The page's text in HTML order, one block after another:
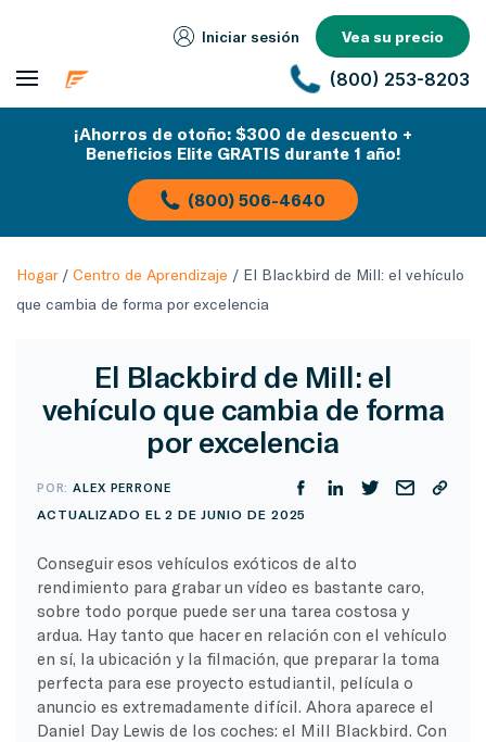
Iniciar sesión Vea su precio
(800) 253-8203
¡Ahorros de otoño: $300 de descuento +
Beneficios Elite GRATIS durante 1 año!
(800) 506-4640
Hogar/ Centro de Aprendizaje / El Blackbird de Mill: el vehículo
que cambia de forma por excelencia
El Blackbird de Mill: el
vehículo que cambia de forma
por excelencia
POR:ALEX PERRONE
ACTUALIZADO EL 2 DE JUNIO DE 2025
Conseguir esos vehículos exóticos de alto
rendimiento para grabar un vídeo es bastante caro,
sobre todo porque puede ser una tarea costosa y
ardua. Hay tanto que hacer en relación con el vehículo
en sí, la ubicación y la filmación, que preparar la toma
perfecta para ese proyecto estudiantil, película o
anuncio es extremadamente difícil. Ahora aparece el
Daniel Day Lewis de los coches: el Mill Blackbird. Con